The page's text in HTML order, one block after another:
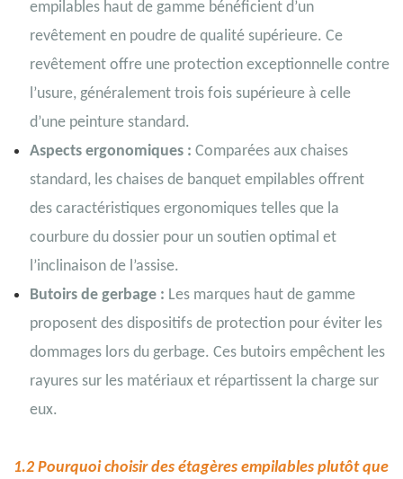
empilables haut de gamme bénéficient d’un
revêtement en poudre de qualité supérieure. Ce
revêtement offre une protection exceptionnelle contre
l’usure, généralement trois fois supérieure à celle
d’une peinture standard.
Aspects ergonomiques : Comparées aux chaises
standard, les chaises de banquet empilables offrent
des caractéristiques ergonomiques telles que la
courbure du dossier pour un soutien optimal et
l’inclinaison de l’assise.
Butoirs de gerbage : Les marques haut de gamme
proposent des dispositifs de protection pour éviter les
dommages lors du gerbage. Ces butoirs empêchent les
rayures sur les matériaux et répartissent la charge sur
eux.
1.2 Pourquoi choisir des étagères empilables plutôt que